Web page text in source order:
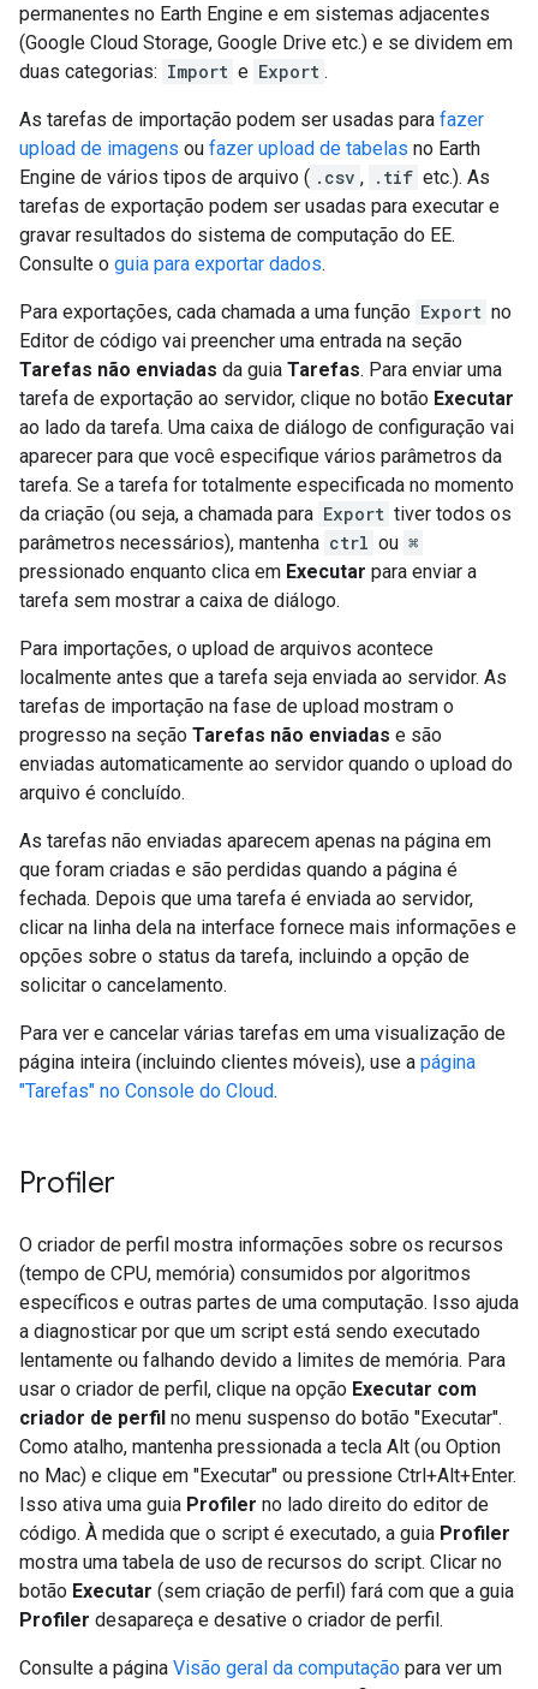
permanentes no Earth Engine e em sistemas adjacentes
(Google Cloud Storage, Google Drive etc.) e se dividem em
duas categorias: Import e Export .
As tarefas de importação podem ser usadas para fazer
upload de imagens ou fazer upload de tabelas no Earth
Engine de vários tipos de arquivo ( .csv , .tif etc.). As
tarefas de exportação podem ser usadas para executar e
gravar resultados do sistema de computação do EE.
Consulte o guia para exportar dados.
Para exportações, cada chamada a uma função Export no
Editor de código vai preencher uma entrada na seção
Tarefas não enviadas da guia Tarefas. Para enviar uma
tarefa de exportação ao servidor, clique no botão Executar
ao lado da tarefa. Uma caixa de diálogo de configuração vai
aparecer para que você especifique vários parâmetros da
tarefa. Se a tarefa for totalmente especificada no momento
da criação (ou seja, a chamada para Export tiver todos os
parâmetros necessários), mantenha ctrl ou ⌘
pressionado enquanto clica em Executar para enviar a
tarefa sem mostrar a caixa de diálogo.
Para importações, o upload de arquivos acontece
localmente antes que a tarefa seja enviada ao servidor. As
tarefas de importação na fase de upload mostram o
progresso na seção Tarefas não enviadas e são
enviadas automaticamente ao servidor quando o upload do
arquivo é concluído.
As tarefas não enviadas aparecem apenas na página em
que foram criadas e são perdidas quando a página é
fechada. Depois que uma tarefa é enviada ao servidor,
clicar na linha dela na interface fornece mais informações e
opções sobre o status da tarefa, incluindo a opção de
solicitar o cancelamento.
Para ver e cancelar várias tarefas em uma visualização de
página inteira (incluindo clientes móveis), use a página
"Tarefas" no Console do Cloud.
Profiler
O criador de perfil mostra informações sobre os recursos
(tempo de CPU, memória) consumidos por algoritmos
específicos e outras partes de uma computação. Isso ajuda
a diagnosticar por que um script está sendo executado
lentamente ou falhando devido a limites de memória. Para
usar o criador de perfil, clique na opção Executar com
criador de perfil no menu suspenso do botão "Executar".
Como atalho, mantenha pressionada a tecla Alt (ou Option
no Mac) e clique em "Executar" ou pressione Ctrl+Alt+Enter.
Isso ativa uma guia Profiler no lado direito do editor de
código. À medida que o script é executado, a guia Profiler
mostra uma tabela de uso de recursos do script. Clicar no
botão Executar (sem criação de perfil) fará com que a guia
Profiler desapareça e desative o criador de perfil.
Consulte a página Visão geral da computação para ver um